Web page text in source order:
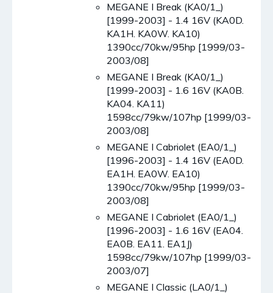
MEGANE I Break (KA0/1_)
[1999-2003] - 1.4 16V (KA0D.
KA1H. KA0W. KA10)
1390cc/70kw/95hp [1999/03-
2003/08]
MEGANE I Break (KA0/1_)
[1999-2003] - 1.6 16V (KA0B.
KA04. KA11)
1598cc/79kw/107hp [1999/03-
2003/08]
MEGANE I Cabriolet (EA0/1_)
[1996-2003] - 1.4 16V (EA0D.
EA1H. EA0W. EA10)
1390cc/70kw/95hp [1999/03-
2003/08]
MEGANE I Cabriolet (EA0/1_)
[1996-2003] - 1.6 16V (EA04.
EA0B. EA11. EA1J)
1598cc/79kw/107hp [1999/03-
2003/07]
MEGANE I Classic (LA0/1_)